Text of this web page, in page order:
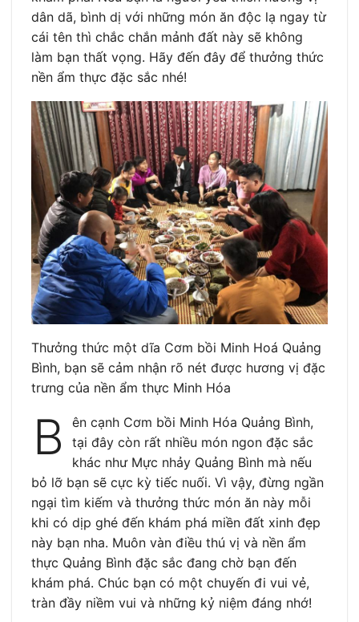
dân dã, bình dị với những món ăn độc lạ ngay từ
cái tên thì chắc chắn mảnh đất này sẽ không
làm bạn thất vọng. Hãy đến đây để thưởng thức
nền ẩm thực đặc sắc nhé!
Thưởng thức một dĩa Cơm bồi Minh Hoá Quảng
Bình, bạn sẽ cảm nhận rõ nét được hương vị đặc
trưng của nền ẩm thực Minh Hóa
B
ên cạnh Cơm bồi Minh Hóa Quảng Bình,
tại đây còn rất nhiều món ngon đặc sắc
khác như Mực nhảy Quảng Bình mà nếu
bỏ lỡ bạn sẽ cực kỳ tiếc nuối. Vì vậy, đừng ngần
ngại tìm kiếm và thưởng thức món ăn này mỗi
khi có dịp ghé đến khám phá miền đất xinh đẹp
này bạn nha. Muôn vàn điều thú vị và nền ẩm
thực Quảng Bình đặc sắc đang chờ bạn đến
khám phá. Chúc bạn có một chuyến đi vui vẻ,
tràn đầy niềm vui và những kỷ niệm đáng nhớ!